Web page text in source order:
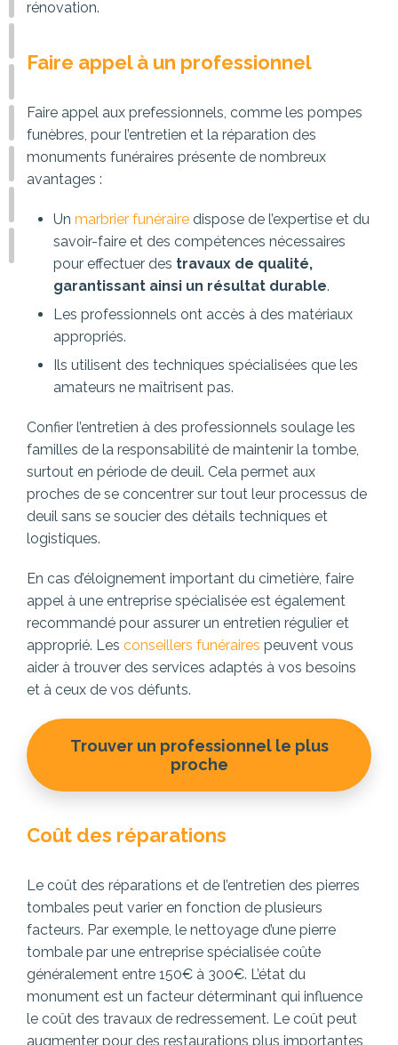
rénovation.
Faire appel à un professionnel
Faire appel aux prefessionnels, comme les pompes
funèbres, pour l’entretien et la réparation des
monuments funéraires présente de nombreux
avantages :
Un marbrier funéraire dispose de l’expertise et du
savoir-faire et des compétences nécessaires
pour effectuer des travaux de qualité,
garantissant ainsi un résultat durable.
Les professionnels ont accès à des matériaux
appropriés.
Ils utilisent des techniques spécialisées que les
amateurs ne maîtrisent pas.
Confier l’entretien à des professionnels soulage les
familles de la responsabilité de maintenir la tombe,
surtout en période de deuil. Cela permet aux
proches de se concentrer sur tout leur processus de
deuil sans se soucier des détails techniques et
logistiques.
En cas d’éloignement important du cimetière, faire
appel à une entreprise spécialisée est également
recommandé pour assurer un entretien régulier et
approprié. Les conseillers funéraires peuvent vous
aider à trouver des services adaptés à vos besoins
et à ceux de vos défunts.
Trouver un professionnel le plus
proche
Coût des réparations
Le coût des réparations et de l’entretien des pierres
tombales peut varier en fonction de plusieurs
facteurs. Par exemple, le nettoyage d’une pierre
tombale par une entreprise spécialisée coûte
généralement entre 150€ à 300€. L’état du
monument est un facteur déterminant qui influence
le coût des travaux de redressement. Le coût peut
augmenter pour des restaurations plus importantes